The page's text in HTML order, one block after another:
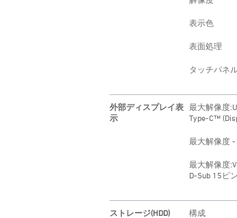
表示色
表面処理
タッチパネ
外部ディスプレイ表
示
最大解像度
Type-C™
最大解像度 -
最大解像度
D-Sub 15ピ
ストレージ(HDD) 構成